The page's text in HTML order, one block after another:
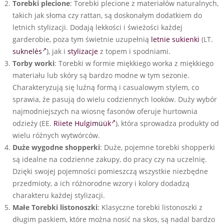
Torebki plecione: Torebki plecione z materiałów naturalnych,
takich jak słoma czy rattan, są doskonałym dodatkiem do
letnich stylizacji. Dodają lekkości i świeżości każdej
garderobie, poza tym świetnie uzupełnią letnie sukienki (LT.
suknelės ), jak i stylizacje z topem i spodniami.
Torby worki: Torebki w formie miękkiego worka z miękkiego
materiału lub skóry są bardzo modne w tym sezonie.
Charakteryzują się luźną formą i casualowym stylem, co
sprawia, że pasują do wielu codziennych looków. Duży wybór
najmodniejszych na wiosnę fasonów oferuje hurtownia
odzieży (EE. Riiete Hulgimüük ), która sprowadza produkty od
wielu różnych wytwórców.
Duże wygodne shopperki: Duże, pojemne torebki shopperki
są idealne na codzienne zakupy, do pracy czy na uczelnię.
Dzięki swojej pojemności pomieszczą wszystkie niezbędne
przedmioty, a ich różnorodne wzory i kolory dodadzą
charakteru każdej stylizacji.
Małe Torebki listonoszki: Klasyczne torebki listonoszki z
długim paskiem, które można nosić na skos, są nadal bardzo